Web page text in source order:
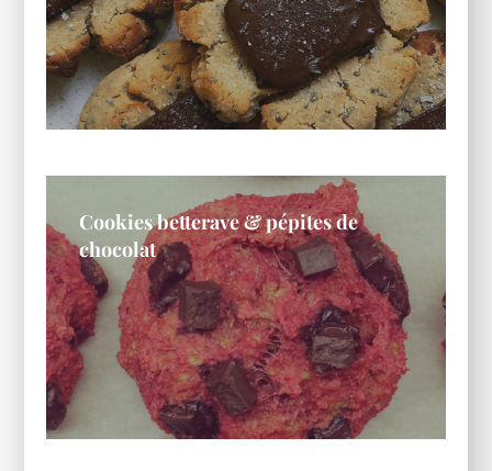
Cookies betterave & pépites de
chocolat